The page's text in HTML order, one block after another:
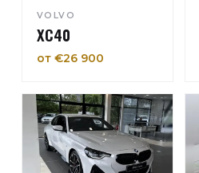
VOLVO
XC40
от €26 900